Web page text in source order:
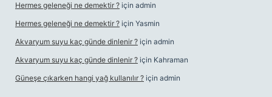
Hermes geleneği ne demektir ? için admin
Hermes geleneği ne demektir ? için Yasmin
Akvaryum suyu kaç günde dinlenir ? için admin
Akvaryum suyu kaç günde dinlenir ? için Kahraman
Güneşe çıkarken hangi yağ kullanılır ? için admin